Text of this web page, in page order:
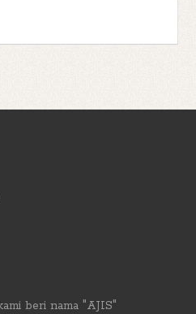
beri nama "AJIS"